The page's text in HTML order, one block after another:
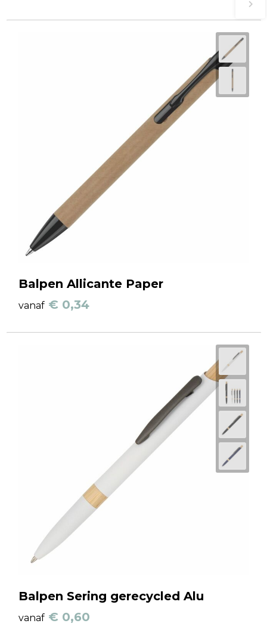
Balpen Allicante Paper
vanaf € 0,34
Balpen Sering gerecycled Alu
vanaf € 0,60